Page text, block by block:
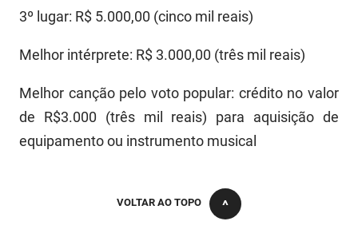
3º lugar: R$ 5.000,00 (cinco mil reais)
Melhor intérprete: R$ 3.000,00 (três mil reais)
Melhor canção pelo voto popular: crédito no valor
de R$3.000 (três mil reais) para aquisição de
equipamento ou instrumento musical
VOLTAR AO TOPO